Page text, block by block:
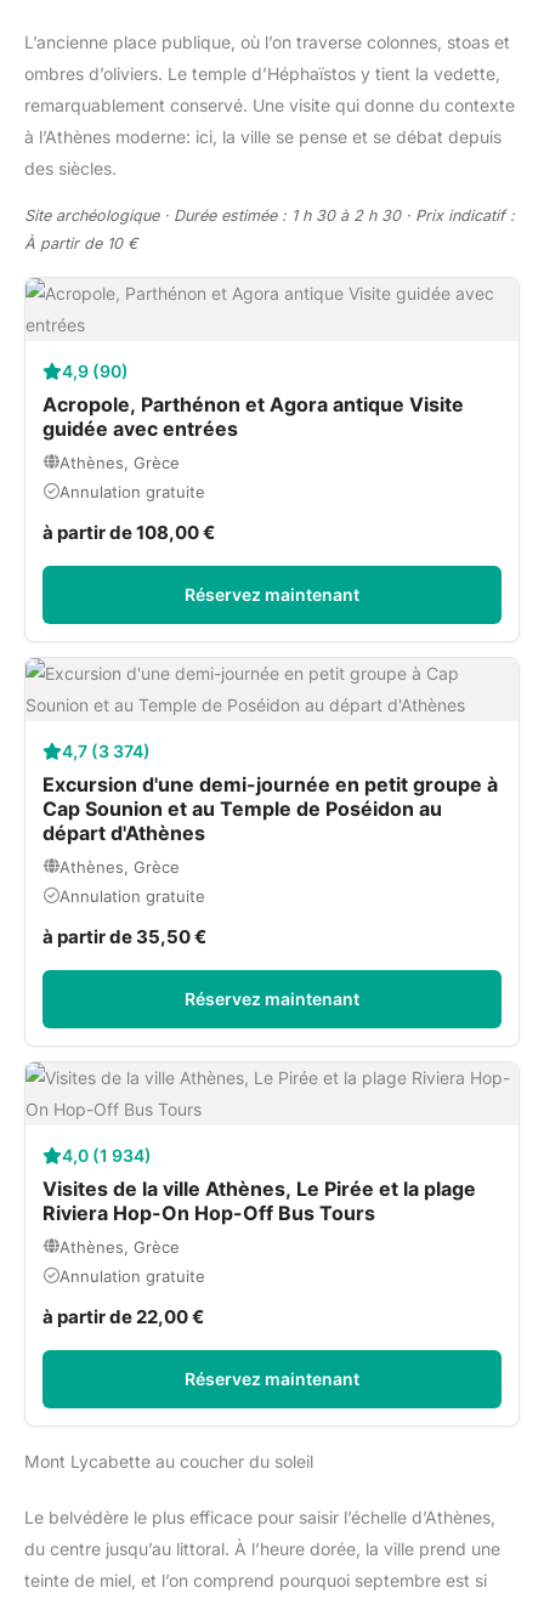
L’ancienne place publique, où l’on traverse colonnes, stoas et
ombres d’oliviers. Le temple d’Héphaïstos y tient la vedette,
remarquablement conservé. Une visite qui donne du contexte
à l’Athènes moderne: ici, la ville se pense et se débat depuis
des siècles.
Site archéologique · Durée estimée : 1 h 30 à 2 h 30 · Prix indicatif :
À partir de 10 €
4,9 (90)
Acropole, Parthénon et Agora antique Visite
guidée avec entrées
Athènes, Grèce
Annulation gratuite
à partir de 108,00 €
Réservez maintenant
4,7 (3 374)
Excursion d'une demi-journée en petit groupe à
Cap Sounion et au Temple de Poséidon au
départ d'Athènes
Athènes, Grèce
Annulation gratuite
à partir de 35,50 €
Réservez maintenant
4,0 (1 934)
Visites de la ville Athènes, Le Pirée et la plage
Riviera Hop-On Hop-Off Bus Tours
Athènes, Grèce
Annulation gratuite
à partir de 22,00 €
Réservez maintenant
Mont Lycabette au coucher du soleil
Le belvédère le plus efficace pour saisir l’échelle d’Athènes,
du centre jusqu’au littoral. À l’heure dorée, la ville prend une
teinte de miel, et l’on comprend pourquoi septembre est si